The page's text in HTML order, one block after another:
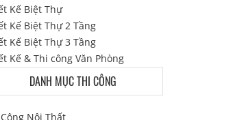
Kế Biệt Thự
Kế Biệt Thự 2 Tầng
Kế Biệt Thự 3 Tầng
Kế & Thi công Văn Phòng
DANH MỤC THI CÔNG
Nội Thất